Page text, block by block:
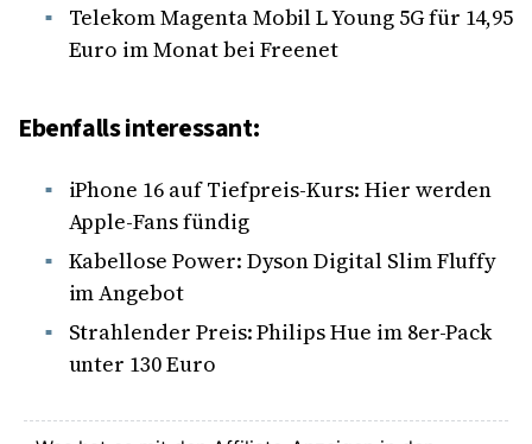
Telekom Magenta Mobil L Young 5G für 14,95
Euro im Monat bei Freenet
Ebenfalls interessant:
iPhone 16 auf Tiefpreis-Kurs: Hier werden
Apple-Fans fündig
Kabellose Power: Dyson Digital Slim Fluffy
im Angebot
Strahlender Preis: Philips Hue im 8er-Pack
unter 130 Euro